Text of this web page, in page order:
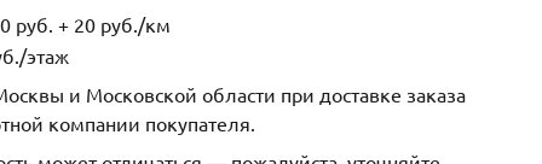
руб. + 20 руб./км
этаж
и Московской области при доставке заказа
компании покупателя.